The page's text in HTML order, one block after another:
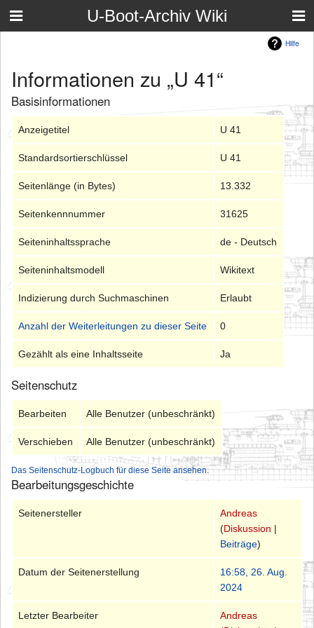
U-Boot-Archiv Wiki
Hilfe
Informationen zu „U 41“
Basisinformationen
Anzeigetitel U 41
Standardsortierschlüssel U 41
Seitenlänge (in Bytes) 13.332
Seitenkennnummer 31625
Seiteninhaltssprache de - Deutsch
Seiteninhaltsmodell Wikitext
Indizierung durch Suchmaschinen Erlaubt
Anzahl der Weiterleitungen zu dieser Seite 0
Gezählt als eine Inhaltsseite Ja
Seitenschutz
Bearbeiten Alle Benutzer (unbeschränkt)
Verschieben Alle Benutzer (unbeschränkt)
Das Seitenschutz-Logbuch für diese Seite ansehen.
Bearbeitungsgeschichte
Seitenersteller
Andreas
(Diskussion |
Beiträge)
Datum der Seitenerstellung
16:58, 26. Aug.
2024
Letzter Bearbeiter
Andreas